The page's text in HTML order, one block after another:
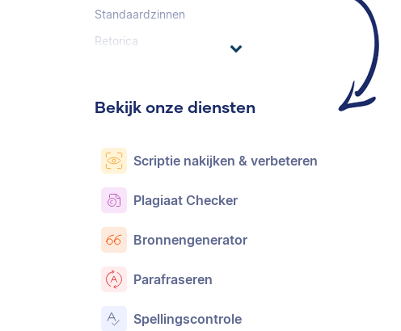
Standaardzinnen
Retorica
Bekijk onze diensten
Scriptie nakijken & verbeteren
Plagiaat Checker
Bronnengenerator
Parafraseren
Spellingscontrole